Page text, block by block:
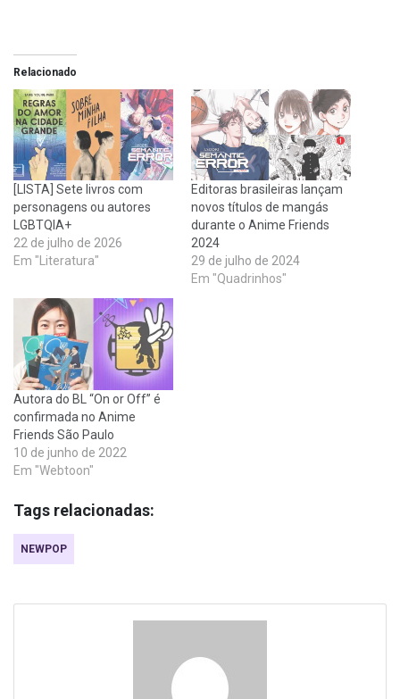
Relacionado
[LISTA] Sete livros com
personagens ou autores
LGBTQIA+
22 de julho de 2026
Em "Literatura"
Editoras brasileiras lançam
novos títulos de mangás
durante o Anime Friends
2024
29 de julho de 2024
Em "Quadrinhos"
Autora do BL “On or Off” é
confirmada no Anime
Friends São Paulo
10 de junho de 2022
Em "Webtoon"
Tags relacionadas:
NEWPOP